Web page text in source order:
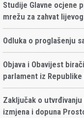
Studije Glavne ocjene
mrežu za zahvat
Odluka o proglašenju
Objava i Obavijest
parlament iz Republike
Zaključak o
izmjena i dopuna